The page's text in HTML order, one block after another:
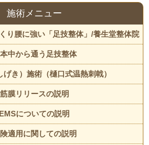
施術メニュー
り腰に強い「足技整体」/養生堂整体院
本中から通う足技整体
き）施術（樋口式温熱刺戟）
筋膜リリースの説明
EMSについての説明
適用に関しての説明